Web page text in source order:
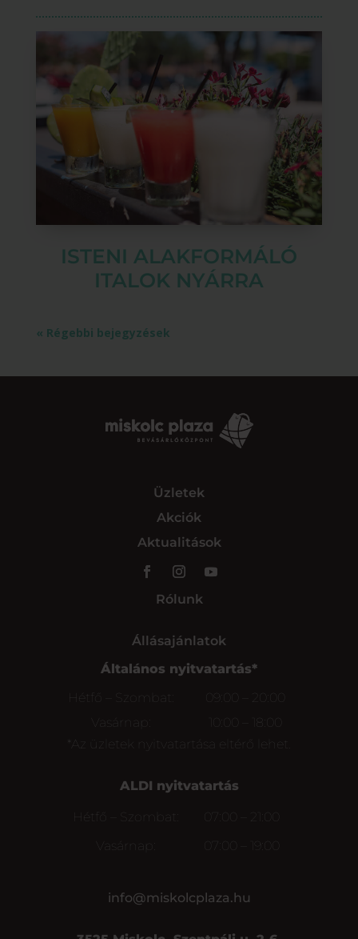
ISTENI ALAKFORMÁLÓ
ITALOK NYÁRRA
« Régebbi bejegyzések
Üzletek
Akciók
Aktualitások
Rólunk
Állásajánlatok
Általános nyitvatartás*
Hétfő – Szombat:
*Az üzletek nyitvatartása eltérő lehet.
ALDI nyitvatartás
Hétfő – Szombat:
info@miskolcplaza.hu